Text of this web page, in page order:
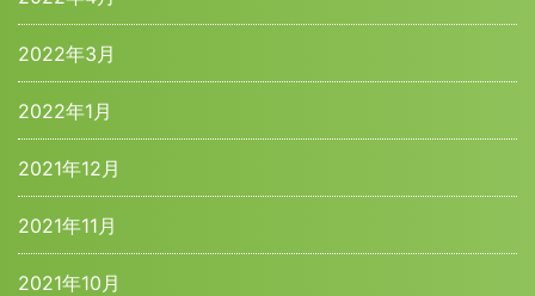
2022年3月
2022年1月
2021年12月
2021年11月
2021年10月